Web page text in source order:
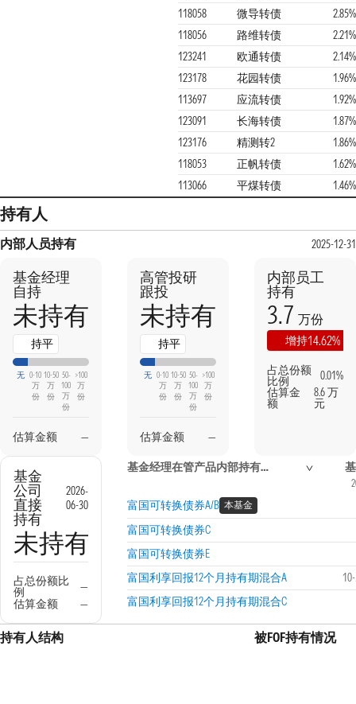
118058
微导转债
2.85%
118056
路维转债
2.21%
123241
欧通转债
2.14%
123178
花园转债
1.96%
113697
应流转债
1.92%
123091
长海转债
1.87%
123176
精测转2
1.86%
118053
正帆转债
1.62%
113066
平煤转债 1.46%
持有人
内部人员持有 2025-12-31
基金经理
自持
未持有
持平
无 0-10
万
份
10-50
万
份
50-
100
万
份
>100
万
份
估算金额 —
高管投研
跟投
未持有
持平
无 0-10
万
份
10-50
万
份
50-
100
万
份
>100
万
份
估算金额 —
内部员工
持有
3.7 万份
增持14.62%
占总份额
比例
0.01%
估算金
额
8.6 万
元
基金
公司
直接
持有
2026-
06-30
未持有
占总份额比
例
—
估算金额
—
基金经理在管产品内部持有信息
富国可转换债券A/B 本基金
富国可转换债券C
富国可转换债券E
富国利享回报12个月持有期混合A
富国利享回报12个月持有期混合C
持有人结构 被FOF持有情况